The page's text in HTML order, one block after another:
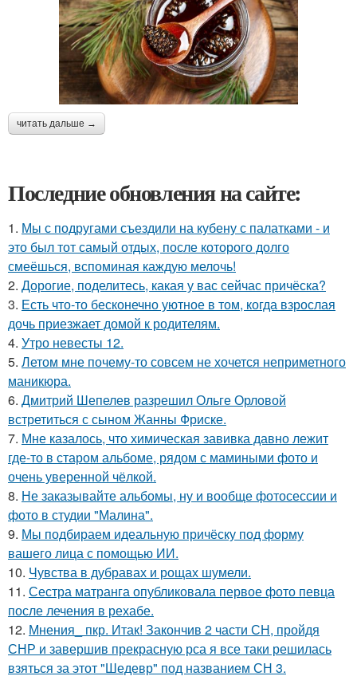
читать дальше →
Последние обновления на сайте:
1. Мы с подругами съездили на кубену с палатками - и
это был тот самый отдых, после которого долго
смеёшься, вспоминая каждую мелочь!
2. Дорогие, поделитесь, какая у вас сейчас причёска?
3. Есть что-то бесконечно уютное в том, когда взрослая
дочь приезжает домой к родителям.
4. Утро невесты 12.
5. Летом мне почему-то совсем не хочется неприметного
маникюра.
6. Дмитрий Шепелев разрешил Ольге Орловой
встретиться с сыном Жанны Фриске.
7. Мне казалось, что химическая завивка давно лежит
где-то в старом альбоме, рядом с мамиными фото и
очень уверенной чёлкой.
8. Не заказывайте альбомы, ну и вообще фотосессии и
фото в студии "Малина".
9. Мы подбираем идеальную причёску под форму
вашего лица с помощью ИИ.
10. Чувства в дубравах и рощах шумели.
11. Сестра матранга опубликовала первое фото певца
после лечения в рехабе.
12. Мнения_ пкр. Итак! Закончив 2 части СН, пройдя
СНР и завершив прекрасную рса я все таки решилась
взяться за этот "Шедевр" под названием СН 3.